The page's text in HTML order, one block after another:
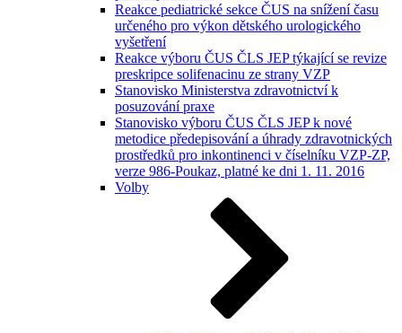
Reakce pediatrické sekce ČUS na snížení času
určeného pro výkon dětského urologického
vyšetření
Reakce výboru ČUS ČLS JEP týkající se revize
preskripce solifenacinu ze strany VZP
Stanovisko Ministerstva zdravotnictví k
posuzování praxe
Stanovisko výboru ČUS ČLS JEP k nové
metodice předepisování a úhrady zdravotnických
prostředků pro inkontinenci v číselníku VZP-ZP,
verze 986-Poukaz, platné ke dni 1. 11. 2016
Volby